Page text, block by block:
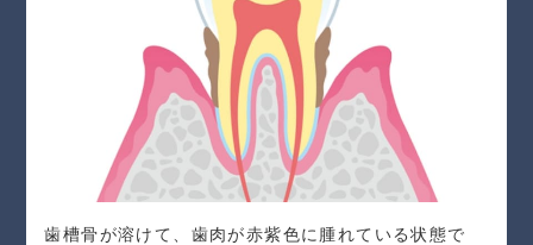
歯槽骨が溶けて、歯肉が赤紫色に腫れている状態で